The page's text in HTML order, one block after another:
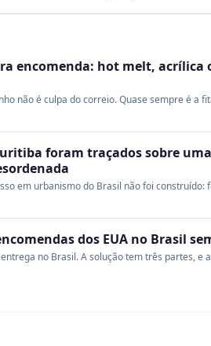
encomenda: hot melt, acrílica
não é culpa do correio. Quase sempre é a
foram traçados sobre
em urbanismo do Brasil não foi construído:
dos EUA no Brasil
no Brasil. A solução tem três partes, e